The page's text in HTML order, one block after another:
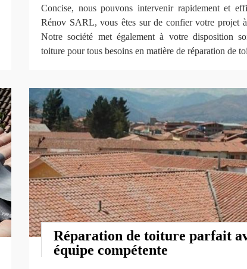
Concise, nous pouvons intervenir rapidement et
Rénov SARL, vous êtes sur de confier votre projet
Notre société met également à votre disposition
toiture pour tous besoins en matière de réparation de
Réparation de toiture parfait
équipe compétente